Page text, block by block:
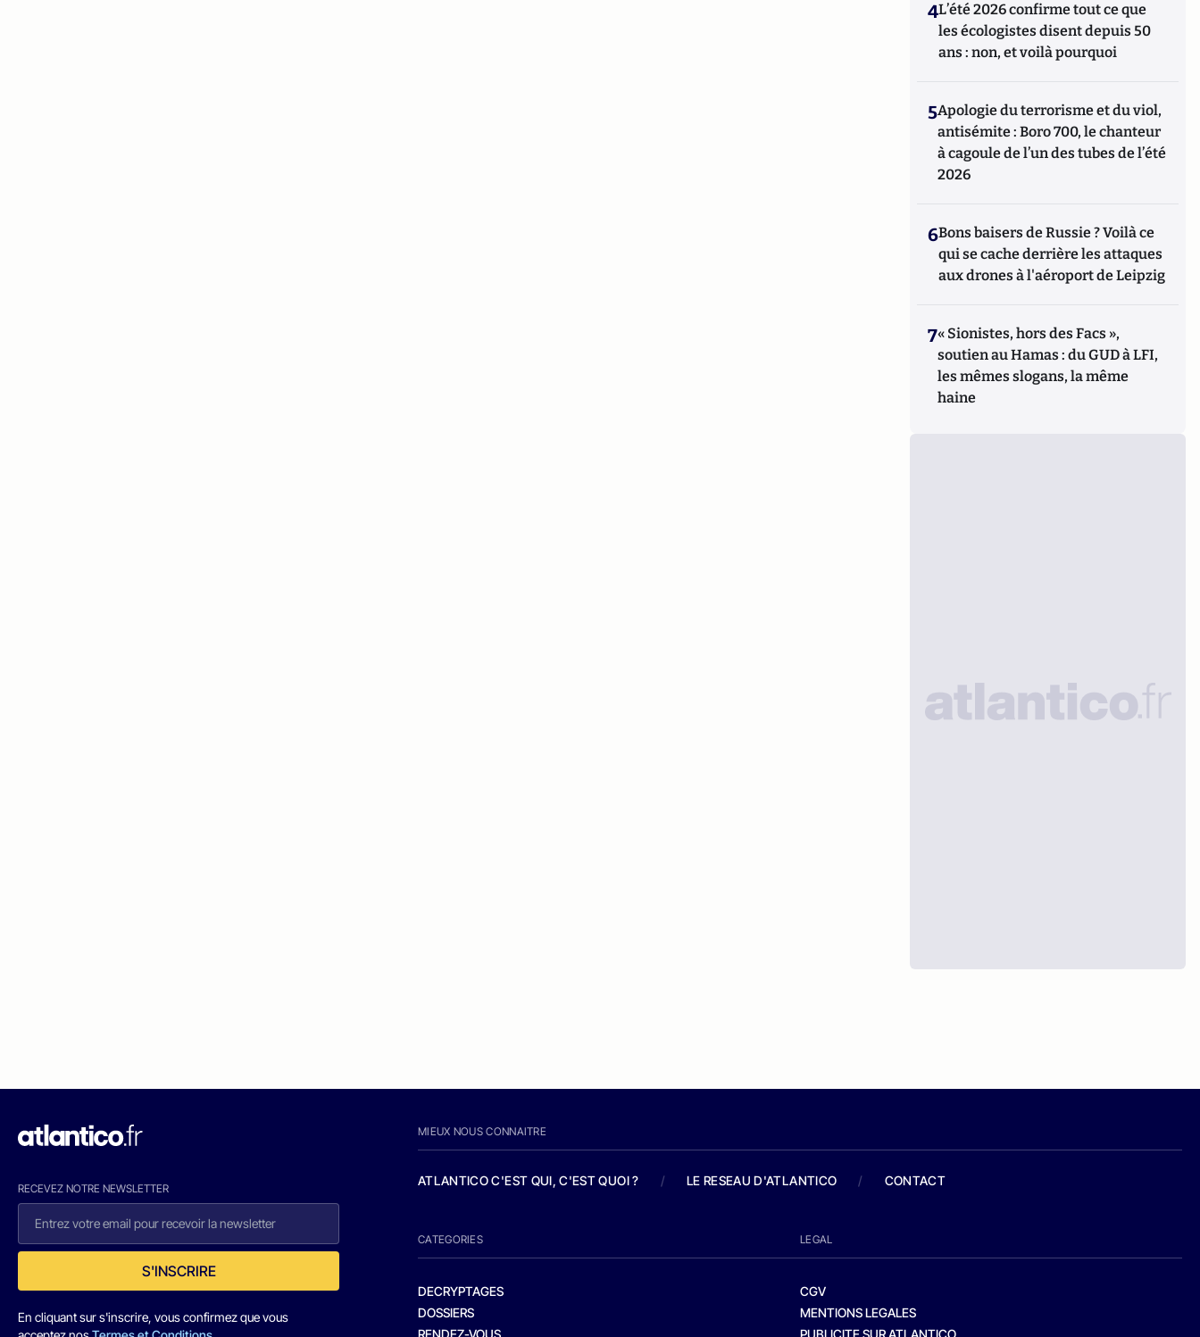
4L’été 2026 confirme tout ce que
les écologistes disent depuis 50
ans : non, et voilà pourquoi
5Apologie du terrorisme et du viol,
antisémite : Boro 700, le chanteur
à cagoule de l’un des tubes de l’été
2026
6Bons baisers de Russie ? Voilà ce
qui se cache derrière les attaques
aux drones à l'aéroport de Leipzig
7« Sionistes, hors des Facs »,
soutien au Hamas : du GUD à LFI,
les mêmes slogans, la même
haine
RECEVEZ NOTRE NEWSLETTER
S'INSCRIRE
En cliquant sur s'inscrire, vous confirmez que vous
MIEUX NOUS CONNAITRE
ATLANTICO C'EST QUI, C'EST QUOI ? / LE RESEAU D'ATLANTICO / CONTACT
CATEGORIES
DECRYPTAGES
DOSSIERS
RENDEZ-VOUS
LEGAL
CGV
MENTIONS LEGALES
PUBLICITE SUR ATLANTICO